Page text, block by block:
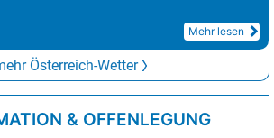
Mehr lesen
Österreich-Wetter
& OFFENLEGUNG